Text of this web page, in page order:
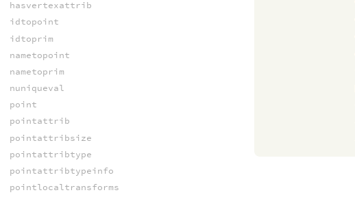
hasvertexattrib
idtopoint
idtoprim
nametopoint
nametoprim
nuniqueval
point
pointattrib
pointattribsize
pointattribtype
pointattribtypeinfo
pointlocaltransforms